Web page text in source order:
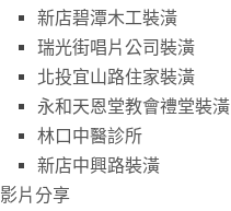
新店碧潭木工裝潢
瑞光街唱片公司裝潢
北投宜山路住家裝潢
永和天恩堂教會禮堂裝潢
林口中醫診所
新店中興路裝潢
影片分享